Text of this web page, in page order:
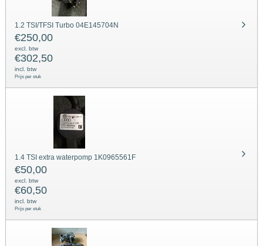
1.2 TSI/TFSI Turbo 04E145704N
€250,00
excl. btw
€302,50
incl. btw
Prijs per stuk
1.4 TSI extra waterpomp 1K0965561F
€50,00
excl. btw
€60,50
incl. btw
Prijs per stuk